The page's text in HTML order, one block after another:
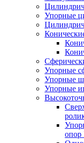
Упорные
Упорные
Упорные
Упорные